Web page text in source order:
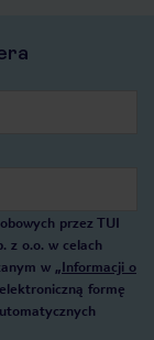
przez TUI
z o.o. w celach
w „Informacji o
formę